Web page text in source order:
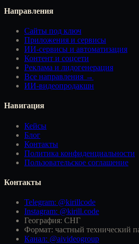
Направления
Сайты под ключ
Приложения и сервисы
ИИ-сервисы и автоматизация
Контент и соцсети
Реклама и лидогенерация
Все направления →
ИИ-видеопродакшн
Навигация
Кейсы
Блог
Контакты
Политика конфиденциальности
Пользовательское соглашение
Контакты
Telegram: @kirillcode
Instagram: @kirill.code
География: СНГ
Формат: частный технический
Канал: @aivideogroup